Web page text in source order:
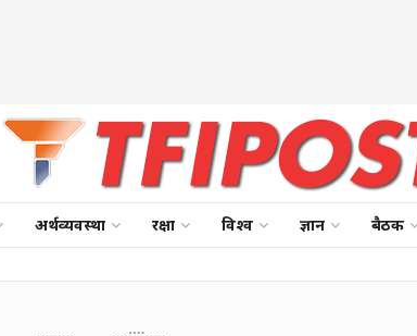
अर्थव्यवस्था रक्षा विश्व ज्ञान बैठक